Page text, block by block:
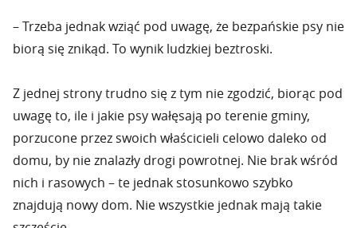
– Trzeba jednak wziąć pod uwagę, że bezpańskie psy nie
biorą się znikąd. To wynik ludzkiej beztroski.
Z jednej strony trudno się z tym nie zgodzić, biorąc pod
uwagę to, ile i jakie psy wałęsają po terenie gminy,
porzucone przez swoich właścicieli celowo daleko od
domu, by nie znalazły drogi powrotnej. Nie brak wśród
nich i rasowych – te jednak stosunkowo szybko
znajdują nowy dom. Nie wszystkie jednak mają takie